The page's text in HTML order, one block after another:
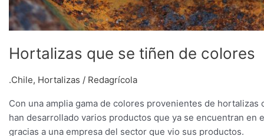
Hortalizas que se tiñen de colores
.Chile, Hortalizas / Redagrícola
Con una amplia gama de colores provenientes de
han desarrollado varios productos que ya se encuentran en
gracias a una empresa del sector que vio sus productos.